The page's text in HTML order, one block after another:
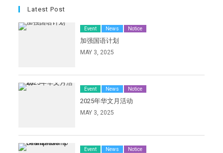
Latest Post
Event News Notice
加强国语计划
MAY 3, 2025
Event News Notice
2025年华文月活动
MAY 3, 2025
Event News Notice